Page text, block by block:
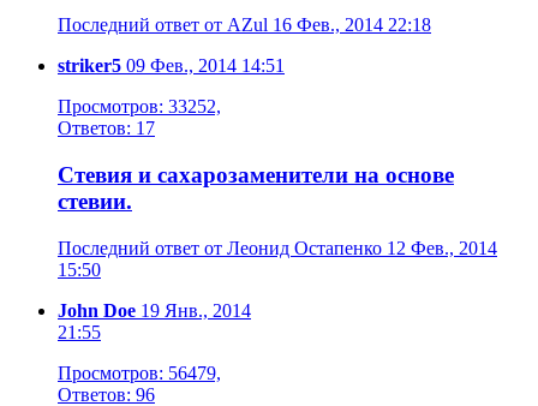
Последний ответ от AZul 16 Фев., 2014 22:18
striker5 09 Фев., 2014 14:51
Просмотров: 33252,
Ответов: 17
Стевия и сахарозаменители на основе
стевии.
Последний ответ от Леонид Остапенко 12 Фев., 2014
15:50
John Doe 19 Янв., 2014
21:55
Просмотров: 56479,
Ответов: 96